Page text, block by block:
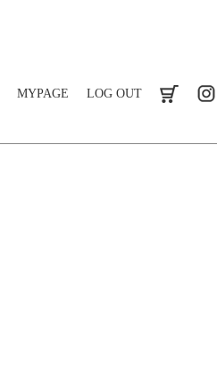
MYPAGE LOG OUT